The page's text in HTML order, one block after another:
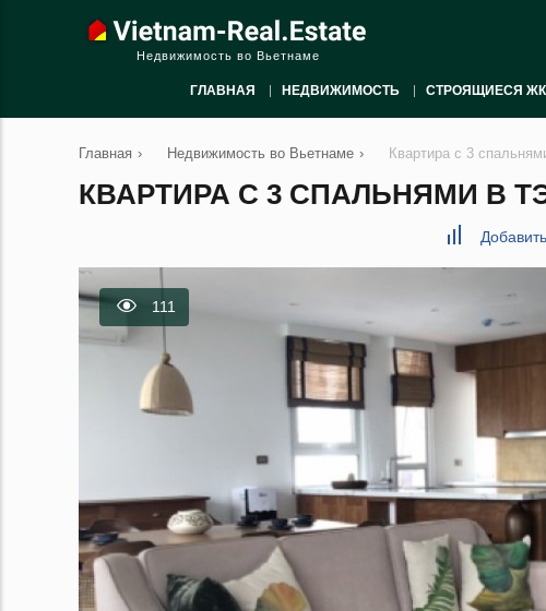
Недвижимость во Вьетнаме
ГЛАВНАЯ НЕДВИЖИМОСТЬ СТРОЯЩИЕСЯ ЖК
Главная › Недвижимость во Вьетнаме › Квартира с 3
КВАРТИРА С 3 СПАЛЬНЯМИ В
111